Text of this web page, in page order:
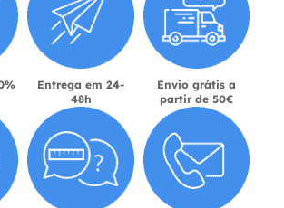
Entrega em 24-
48h
Envio grátis a
partir de 50€